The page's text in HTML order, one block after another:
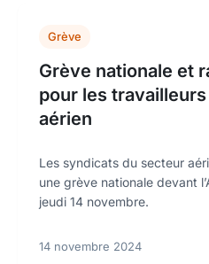
Grève
Grève nationale et
pour les
aérien
Les syndicats du secteur
une grève nationale devant
jeudi 14 novembre.
14 novembre 2024